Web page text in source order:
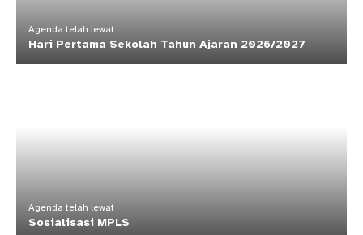
Agenda telah lewat
Hari Pertama Sekolah Tahun Ajaran 2026/2027
Agenda telah lewat
Sosialisasi MPLS